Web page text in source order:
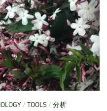
/ TOOLS / 分析